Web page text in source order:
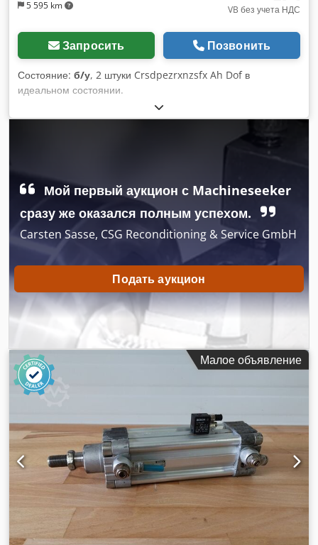
5 595 km
VB без учета НДС
Запросить Позвонить
Состояние: б/у, 2 штуки Crsdpezrxnzsfx Ah Dof в
идеальном состоянии.
Мой первый аукцион с Machineseeker
сразу же оказался полным успехом.
Carsten Sasse, CSG Reconditioning & Service GmbH
Подать аукцион
Малое объявление